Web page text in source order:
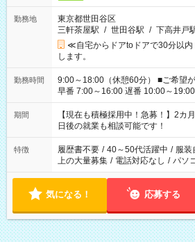
勤務地
東京都世田谷区
三軒茶屋駅 / 世田谷駅 / 下高井戸
≪自宅からドアtoドアで30分以
します。
勤務時間
9:00～18:00（休憩60分） ■ご希望があれば下記シフトもOK！
早番 7:00～16:00 遅番 10:00～19:00 「家族と休みを合わせた
い」 「余裕を持って夕飯の準備が
たくない」 など、ご希望を教えてくださいね
の方へ 今ご覧のお仕事で希望する勤
の勤務時間。 合計で週40時間を超
期間
【現在も積極採用中！急募！】2
日後の就業も相談可能です！
特徴 履歴書不要 / 40～50代活躍中 / 服装
上の大量募集 / 電話対応なし / パソ
気になる！ 応募する